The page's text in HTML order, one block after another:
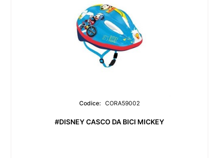
Codice: CORA59002
#DISNEY CASCO DA BICI MICKEY